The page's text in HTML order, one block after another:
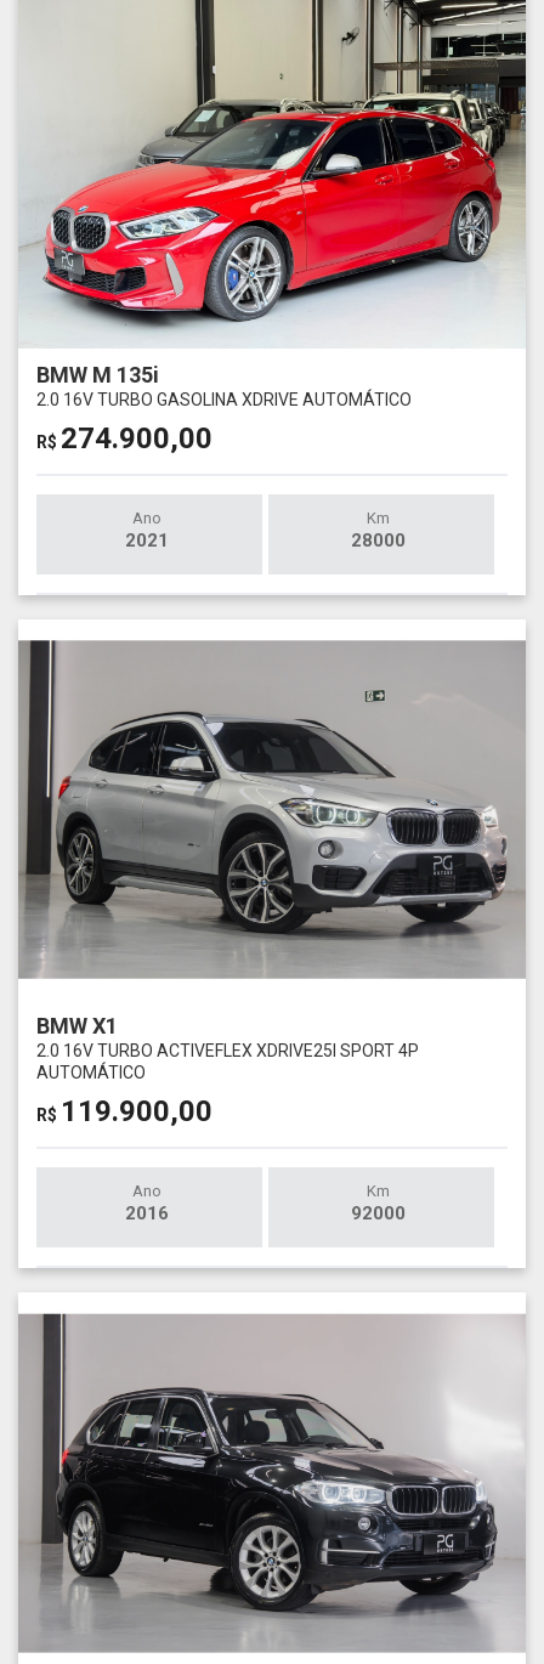
BMW M 135i
2.0 16V TURBO GASOLINA XDRIVE AUTOMÁTICO
R$ 274.900,00
Ano
2021
Km
28000
BMW X1
2.0 16V TURBO ACTIVEFLEX XDRIVE25I SPORT 4P
AUTOMÁTICO
R$ 119.900,00
Ano
2016
Km
92000